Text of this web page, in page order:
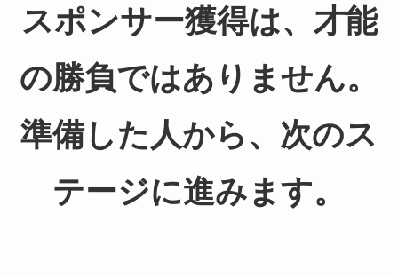
スポンサー獲得は、才能
の勝負ではありません。
準備した人から、次のス
テージに進みます。